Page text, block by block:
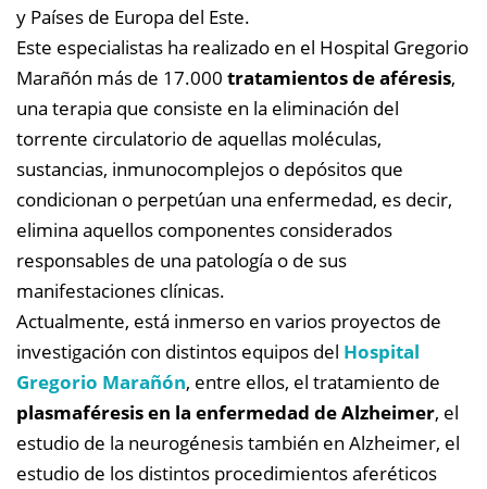
y Países de Europa del Este.
Este especialistas ha realizado en el Hospital Gregorio
Marañón más de 17.000 tratamientos de aféresis,
una terapia que consiste en la eliminación del
torrente circulatorio de aquellas moléculas,
sustancias, inmunocomplejos o depósitos que
condicionan o perpetúan una enfermedad, es decir,
elimina aquellos componentes considerados
responsables de una patología o de sus
manifestaciones clínicas.
Actualmente, está inmerso en varios proyectos de
investigación con distintos equipos del Hospital
Gregorio Marañón, entre ellos, el tratamiento de
plasmaféresis en la enfermedad de Alzheimer, el
estudio de la neurogénesis también en Alzheimer, el
estudio de los distintos procedimientos aferéticos